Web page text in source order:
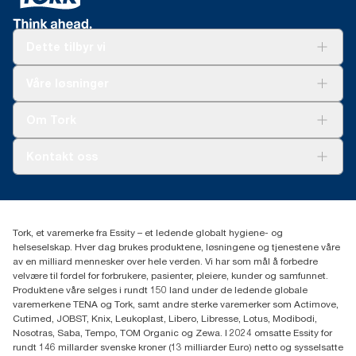
mai 2023. ClimatePartner-sertifisert produkt: https://climate-
id.com/no/9VIUDN
system, er de ikke ment å brukes i bærekraftsrapportering for
(+47) 22 70 62 00
Fredrik Selmers vei 6
0603 OSLO
Tork, et varemerke fra Essity – et ledende globalt hygiene- og
helseselskap. Hver dag brukes produktene, løsningene og tjenestene våre
av en milliard mennesker over hele verden. Vi har som mål å forbedre
velvære til fordel for forbrukere, pasienter, pleiere, kunder og samfunnet.
Produktene våre selges i rundt 150 land under de ledende globale
varemerkene TENA og Tork, samt andre sterke varemerker som Actimove,
Cutimed, JOBST, Knix, Leukoplast, Libero, Libresse, Lotus, Modibodi,
Nosotras, Saba, Tempo, TOM Organic og Zewa. I 2024 omsatte Essity for
rundt 146 millarder svenske kroner (13 milliarder Euro) netto og sysselsatte